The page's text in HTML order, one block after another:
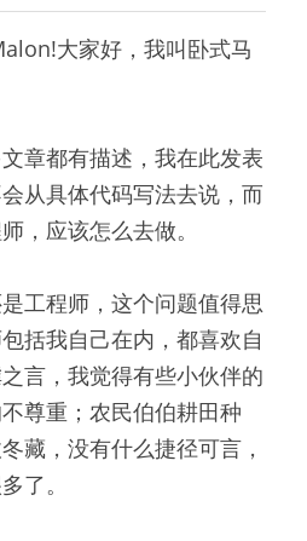
大家好，我叫卧式马
章都有描述，我在此发表
从具体代码写法去说，而
，应该怎么去做。
工程师，这个问题值得思
括我自己在内，都喜欢自
言，我觉得有些小伙伴的
尊重；农民伯伯耕田种
藏，没有什么捷径可言，
了。